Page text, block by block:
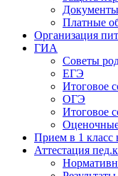
Платные
Организация
ГИА
Советы
ЕГЭ
Итоговое
ОГЭ
Итоговое
Прием в 1 класс
Аттестация